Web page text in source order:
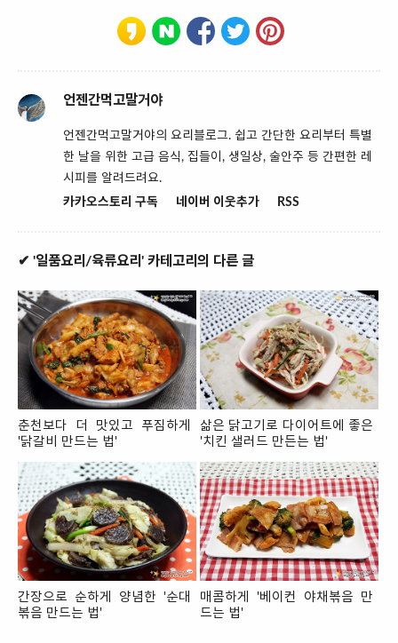
언젠간먹고말거야
언젠간먹고말거야의 요리블로그. 쉽고 간단한 요리부터 특별
한 날을 위한 고급 음식, 집들이, 생일상, 술안주 등 간편한 레
시피를 알려드려요.
카카오스토리 구독
네이버 이웃추가 RSS
✔ '일품요리/육류요리' 카테고리의 다른 글
춘천보다 더 맛있고 푸짐하게
'닭갈비 만드는 법'
삶은 닭고기로 다이어트에 좋은
'치킨 샐러드 만든는 법'
간장으로 순하게 양념한 '순대
볶음 만드는 법'
매콤하게 '베이컨 야채볶음 만
드는 법'